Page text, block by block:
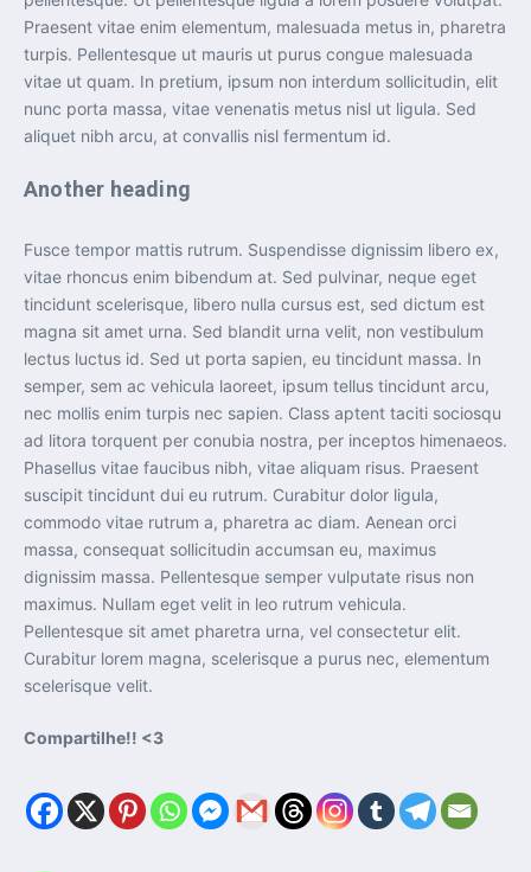
Praesent vitae enim elementum, malesuada metus in, pharetra
turpis. Pellentesque ut mauris ut purus congue malesuada
vitae ut quam. In pretium, ipsum non interdum sollicitudin, elit
nunc porta massa, vitae venenatis metus nisl ut ligula. Sed
aliquet nibh arcu, at convallis nisl fermentum id.
Another heading
Fusce tempor mattis rutrum. Suspendisse dignissim libero ex,
vitae rhoncus enim bibendum at. Sed pulvinar, neque eget
tincidunt scelerisque, libero nulla cursus est, sed dictum est
magna sit amet urna. Sed blandit urna velit, non vestibulum
lectus luctus id. Sed ut porta sapien, eu tincidunt massa. In
semper, sem ac vehicula laoreet, ipsum tellus tincidunt arcu,
nec mollis enim turpis nec sapien. Class aptent taciti sociosqu
ad litora torquent per conubia nostra, per inceptos himenaeos.
Phasellus vitae faucibus nibh, vitae aliquam risus. Praesent
suscipit tincidunt dui eu rutrum. Curabitur dolor ligula,
commodo vitae rutrum a, pharetra ac diam. Aenean orci
massa, consequat sollicitudin accumsan eu, maximus
dignissim massa. Pellentesque semper vulputate risus non
maximus. Nullam eget velit in leo rutrum vehicula.
Pellentesque sit amet pharetra urna, vel consectetur elit.
Curabitur lorem magna, scelerisque a purus nec, elementum
scelerisque velit.
Compartilhe!! <3